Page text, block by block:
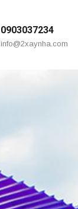
0903037234
info@2xaynha.com